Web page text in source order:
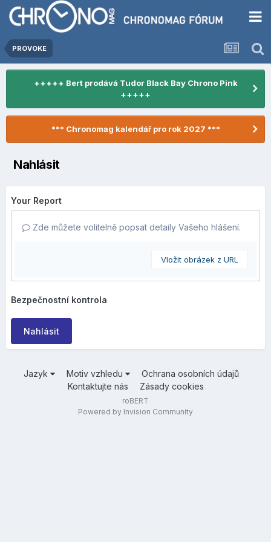
PROVOKE
+++++ Bert prodává Tudor Black Bay Chrono Pink
+++++
*** Chronomag kalendář pro rok 2027 ***
Nahlásit
Your Report
Zde můžete volitelně popsat detaily Vašeho hlášení.
Vložit obrázek z URL
Bezpečnostní kontrola
Nahlásit
Jazyk Motiv vzhledu
Ochrana osobních údajů
Kontaktujte nás
Zásady cookies
roBERT
Powered by Invision Community